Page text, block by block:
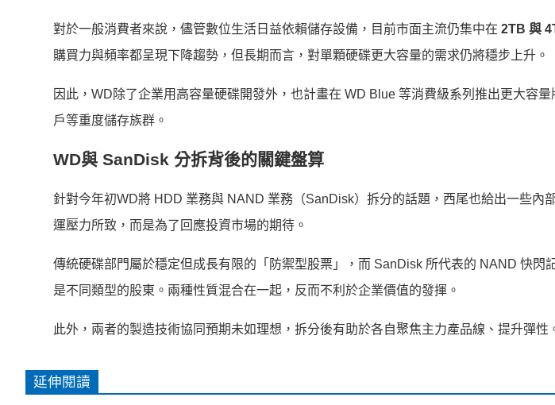
對於一般消費者來說，儘管數位生活日益依賴儲存設備，目前市面主流仍集中在 2TB 與
購買力與頻率都呈現下降趨勢，但長期而言，對單顆硬碟更大容量的需求仍將穩步上升。
因此，WD除了企業用高容量硬碟開發外，也計畫在 WD Blue 等消費級系列推出更大容
戶等重度儲存族群。
WD與 SanDisk 分拆背後的關鍵盤算
針對今年初WD將 HDD 業務與 NAND 業務（SanDisk）拆分的話題，西尾也給出一些內
運壓力所致，而是為了回應投資市場的期待。
傳統硬碟部門屬於穩定但成長有限的「防禦型股票」，而 SanDisk 所代表的 NAND 快閃
是不同類型的股東。兩種性質混合在一起，反而不利於企業價值的發揮。
此外，兩者的製造技術協同預期未如理想，拆分後有助於各自聚焦主力產品線、提升彈性
延伸閱讀